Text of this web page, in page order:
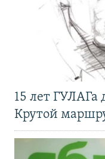
15 лет ГУЛАГа
Крутой